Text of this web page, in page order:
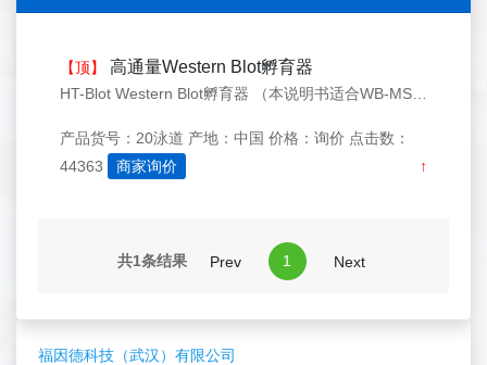
福因德科技（武汉）有限公司
【顶】 高通量Western Blot孵育器
产品货号：20泳道 产地：中国 价格：询价 点击数：
44363
商家询价 ↑
共1条结果 Prev 1 Next